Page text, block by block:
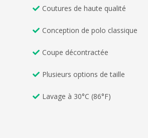
Coutures de haute qualité
Conception de polo classique
Coupe décontractée
Plusieurs options de taille
Lavage à 30°C (86°F)